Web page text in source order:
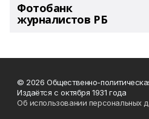
Фотобанк
журналистов РБ
© 2026 Общественно-
Издаётся с октября 1931 года
Об использовании персональных